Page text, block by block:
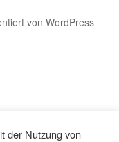
von WordPress
der Nutzung von